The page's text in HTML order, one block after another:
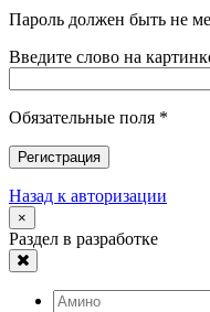
Пароль должен быть не
Введите слово на
Обязательные поля *
Регистрация
Назад к авторизации
×
Раздел в разработке